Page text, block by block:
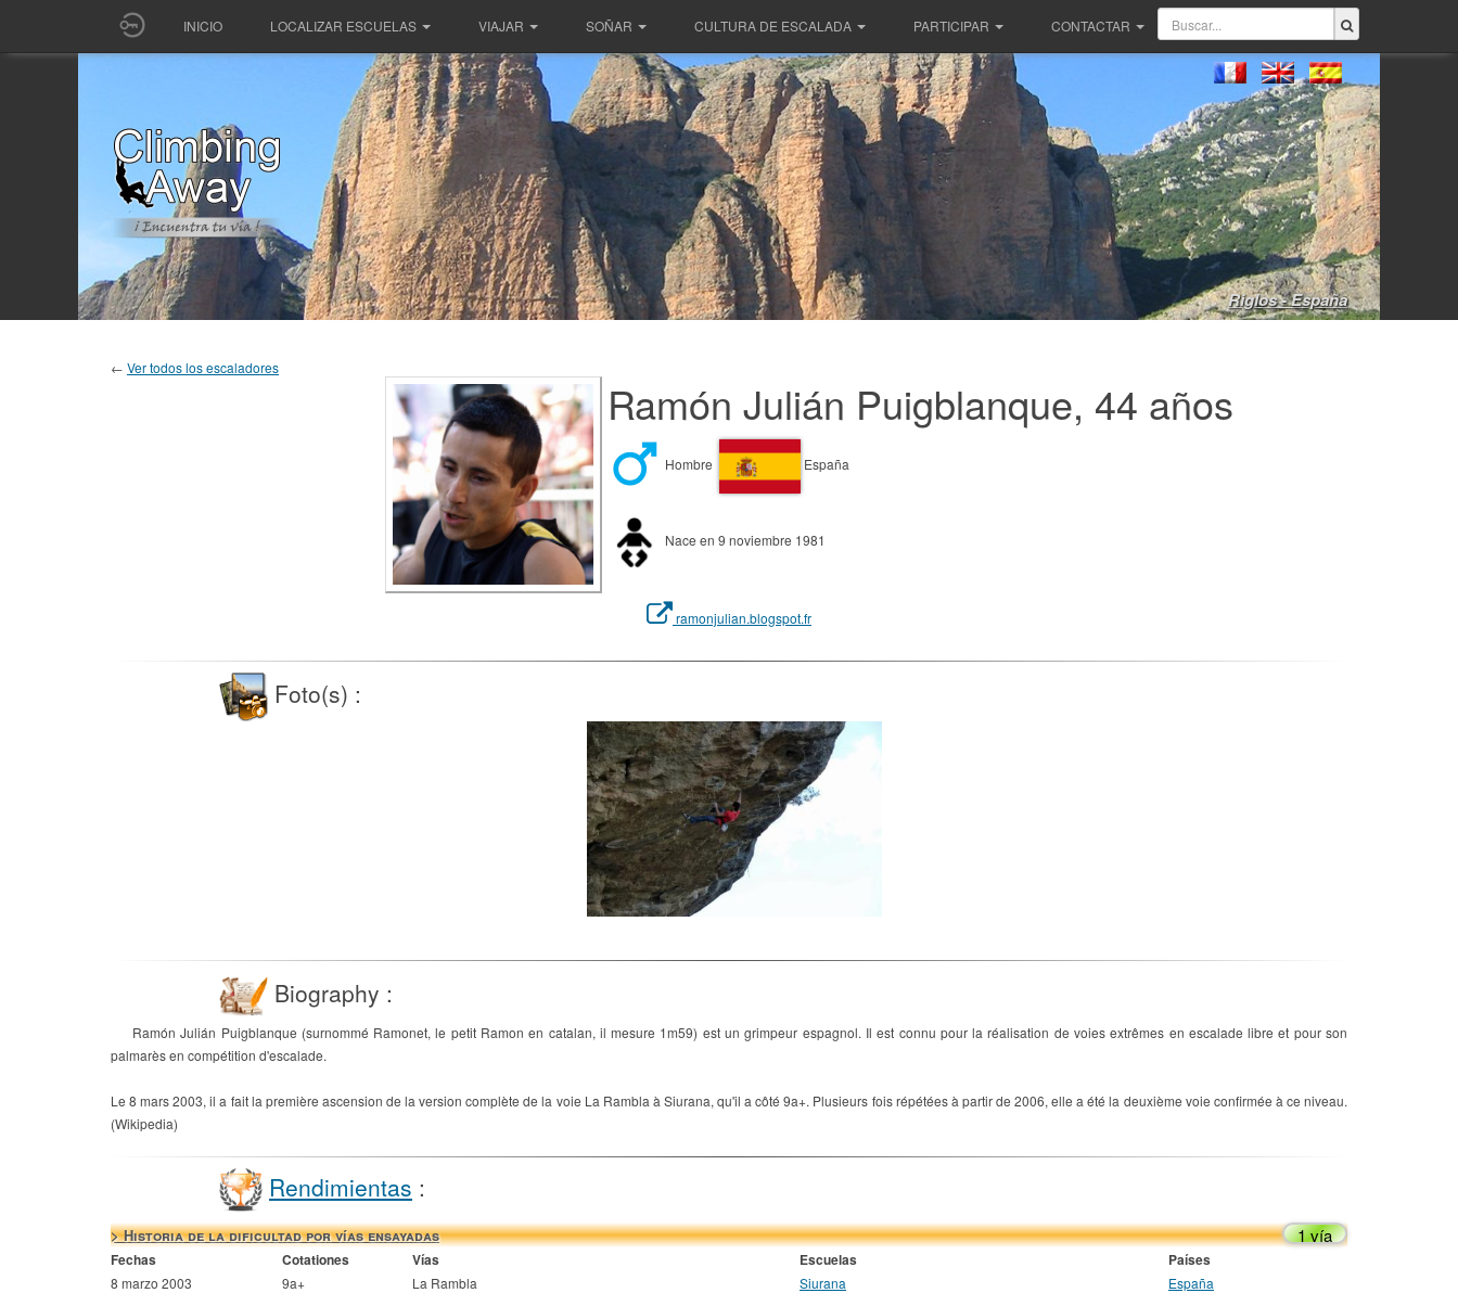
INICIO LOCALIZAR ESCUELAS VIAJAR SOÑAR CULTURA DE ESCALADA PARTICIPAR CONTACTAR
Riglos - España
← Ver todos los escaladores
Ramón Julián Puigblanque, 44 años
Hombre España
Nace en 9 noviembre 1981
ramonjulian.blogspot.fr
Foto(s) :
Biography :
Ramón Julián Puigblanque (surnommé Ramonet, le petit Ramon en catalan, il mesure 1m59) est un grimpeur espagnol. Il est connu pour la réalisation de voies extrêmes en escalade libre et pour son
palmarès en compétition d'escalade.
Le 8 mars 2003, il a fait la première ascension de la version complète de la voie La Rambla à Siurana, qu'il a côté 9a+. Plusieurs fois répétées à partir de 2006, elle a été la deuxième voie confirmée à ce niveau.
(Wikipedia)
Rendimientas :
> Historia de la dificultad por vías ensayadas 1 vía
Fechas Cotationes Vías Escuelas Países
8 marzo 2003 9a+ La Rambla Siurana España